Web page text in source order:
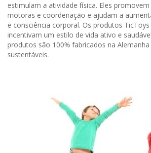
estimulam a atividade física. Eles promovem
motoras e coordenação e ajudam a
e consciência corporal. Os produtos
incentivam um estilo de vida ativo e
produtos são 100% fabricados na
sustentáveis.